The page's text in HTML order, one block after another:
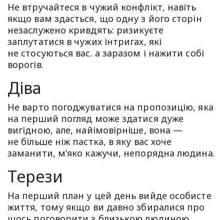
Не втручайтеся в чужий конфлікт, навіть
якщо вам здасться, що одну з його сторін
незаслужено кривдять: ризикуєте
заплутатися в чужих інтригах, які
не стосуються вас. а заразом і нажити собі
ворогів.
Діва
Не варто погоджуватися на пропозицію, яка
на перший погляд може здатися дуже
вигідною, але, найімовірніше, вона —
не більше ніж пастка, в яку вас хоче
заманити, м’яко кажучи, непорядна людина.
Терези
На перший план у цей день вийде особисте
життя, тому якщо ви давно збиралися про